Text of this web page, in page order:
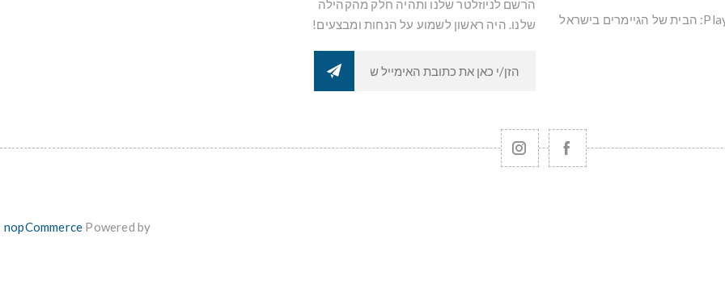
הרשם לניוזלטר שלנו ותהיה חלק מהקהילה
שלנו. היה ראשון לשמוע על הנחות ומבצעים!
Powered by
nopCommerce